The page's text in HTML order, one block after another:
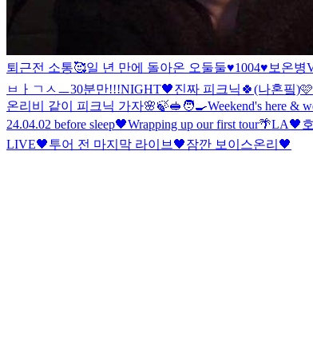
퇴근전 소통🥰일 년 만에 돌아온 오둘둘♥️1004♥️ 보온병
ㅂㅏㄱㅅㅡ30분만!!!NIGHT🖤진짜 피크닉🍀(나혼핔)🩷
온리비 같이 피크닉 가자🌸🍃🥪🧑‍🍳Weekend's here &
24.04.02 before sleep🖤Wrapping up our first tour🌴LA🖤
LIVE🖤투어 전 마지막 라이브🖤잠깐 보이스온리🖤